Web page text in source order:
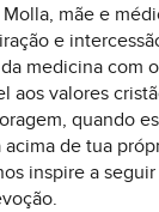
mãe e
e
medicina com
aos valores
quando
de tua
inspire a